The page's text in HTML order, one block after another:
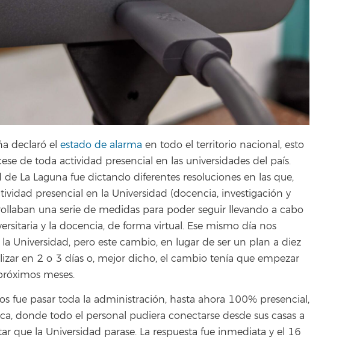
declaró el estado de alarma en todo el territorio nacional, esto
de toda actividad presencial en las universidades del país.
de La Laguna fue dictando diferentes resoluciones en las que,
presencial en la Universidad (docencia, investigación y
una serie de medidas para poder seguir llevando a cabo
y la docencia, de forma virtual. Ese mismo día nos
Universidad, pero este cambio, en lugar de ser un plan a diez
en 2 o 3 días o, mejor dicho, el cambio tenía que empezar
meses.
fue pasar toda la administración, hasta ahora 100% presencial,
donde todo el personal pudiera conectarse desde sus casas a
que la Universidad parase. La respuesta fue inmediata y el 16